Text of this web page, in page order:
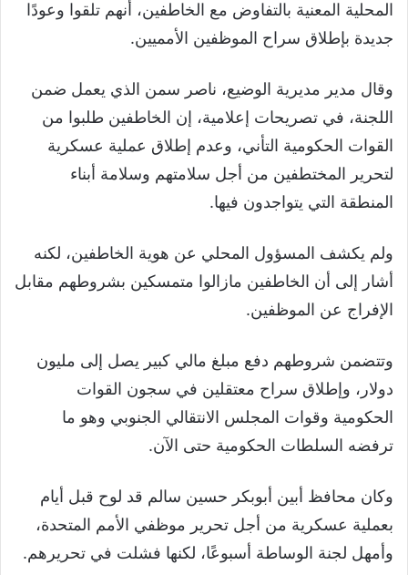
المحلية المعنية بالتفاوض مع الخاطفين، أنهم تلقوا وعودًا
جديدة بإطلاق سراح الموظفين الأمميين.
وقال مدير مديرية الوضيع، ناصر سمن الذي يعمل ضمن
اللجنة، في تصريحات إعلامية، إن الخاطفين طلبوا من
القوات الحكومية التأني، وعدم إطلاق عملية عسكرية
لتحرير المختطفين من أجل سلامتهم وسلامة أبناء
المنطقة التي يتواجدون فيها.
ولم يكشف المسؤول المحلي عن هوية الخاطفين، لكنه
أشار إلى أن الخاطفين مازالوا متمسكين بشروطهم مقابل
الإفراج عن الموظفين.
وتتضمن شروطهم دفع مبلغ مالي كبير يصل إلى مليون
دولار، وإطلاق سراح معتقلين في سجون القوات
الحكومية وقوات المجلس الانتقالي الجنوبي وهو ما
ترفضه السلطات الحكومية حتى الآن.
وكان محافظ أبين أبوبكر حسين سالم قد لوح قبل أيام
بعملية عسكرية من أجل تحرير موظفي الأمم المتحدة،
وأمهل لجنة الوساطة أسبوعًا، لكنها فشلت في تحريرهم.